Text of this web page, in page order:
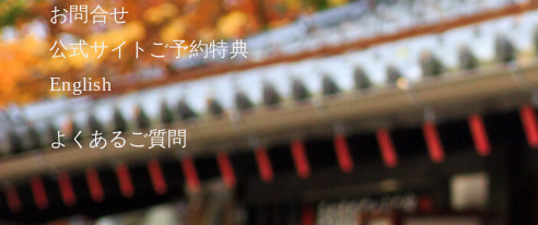
お問合せ
公式サイトご予約特典
English
よくあるご質問